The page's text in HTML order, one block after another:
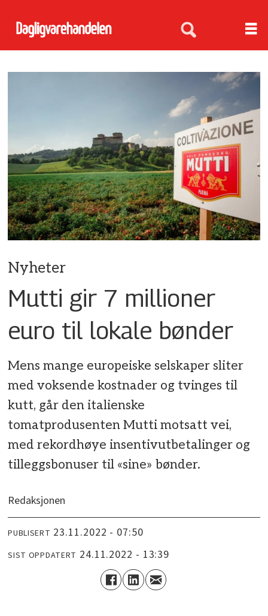
Nyheter
Mutti gir 7 millioner
euro til lokale bønder
Mens mange europeiske selskaper sliter
med voksende kostnader og tvinges til
kutt, går den italienske
tomatprodusenten Mutti motsatt vei,
med rekordhøye insentivutbetalinger og
tilleggsbonuser til «sine» bønder.
Redaksjonen
PUBLISERT 23.11.2022 - 07:50
SIST OPPDATERT 24.11.2022 - 13:39